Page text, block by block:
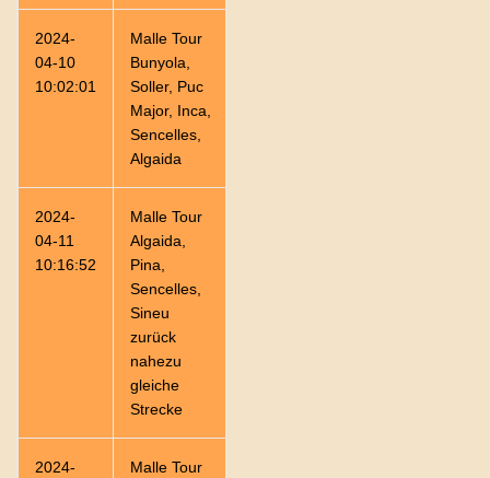
2024-
04-10
10:02:01
Malle Tour
Bunyola,
Soller, Puc
Major, Inca,
Sencelles,
Algaida
2024-
04-11
10:16:52
Malle Tour
Algaida,
Pina,
Sencelles,
Sineu
zurück
nahezu
gleiche
Strecke
2024-
Malle Tour